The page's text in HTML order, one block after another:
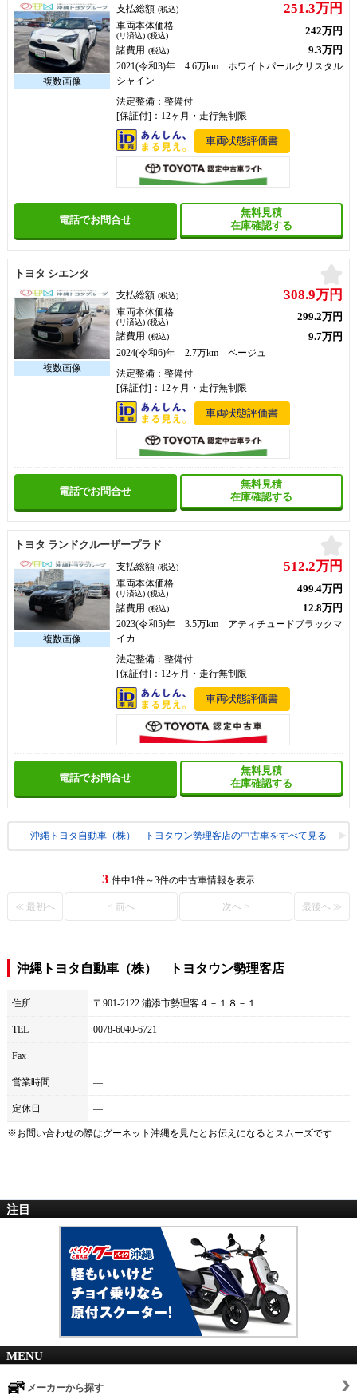
支払総額 (税込) 251.3万円
車両本体価格
(リ済込) (税込) 242万円
諸費用 (税込) 9.3万円
2021(令和3)年 4.6万km ホワイトパールクリスタル
シャイン
法定整備：整備付
[保証付]：12ヶ月・走行無制限
車両状態評価書
電話でお問合せ
無料見積
在庫確認する
トヨタ シエンタ
支払総額 (税込) 308.9万円
車両本体価格
(リ済込) (税込) 299.2万円
諸費用 (税込) 9.7万円
2024(令和6)年 2.7万km ベージュ
法定整備：整備付
[保証付]：12ヶ月・走行無制限
車両状態評価書
電話でお問合せ
無料見積
在庫確認する
トヨタ ランドクルーザープラド
支払総額 (税込) 512.2万円
車両本体価格
(リ済込) (税込) 499.4万円
諸費用 (税込) 12.8万円
2023(令和5)年 3.5万km アティチュードブラックマ
イカ
法定整備：整備付
[保証付]：12ヶ月・走行無制限
車両状態評価書
電話でお問合せ
無料見積
在庫確認する
沖縄トヨタ自動車（株） トヨタウン勢理客店の中古車をすべて見る
3 件中1件～3件の中古車情報を表示
≪ 最初へ < 前へ 次へ > 最後へ ≫
沖縄トヨタ自動車（株） トヨタウン勢理客店
住所 〒901-2122 浦添市勢理客４－１８－１
TEL 0078-6040-6721
Fax
営業時間 ―
定休日 ―
※お問い合わせの際はグーネット沖縄を見たとお伝えになるとスムーズです
注目
MENU
メーカーから探す